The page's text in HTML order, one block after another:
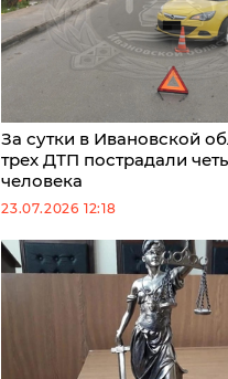
За сутки в Ивановской
трех ДТП пострадали
человека
23.07.2026 12:18